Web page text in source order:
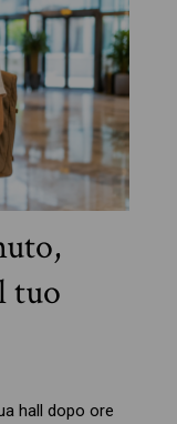
tuo
hall dopo ore